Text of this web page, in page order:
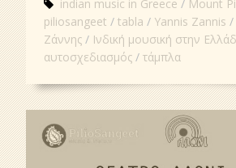
indian music in Greece
Mount
piliosangeet
tabla Yannis Zannis
Ζάννης
Ινδική μουσική στην
αυτοσχεδιασμός
τάμπλα